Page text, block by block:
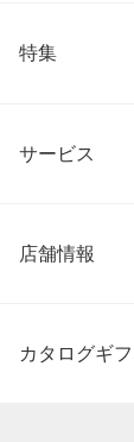
特集
サービス
店舗情報
カタログギ